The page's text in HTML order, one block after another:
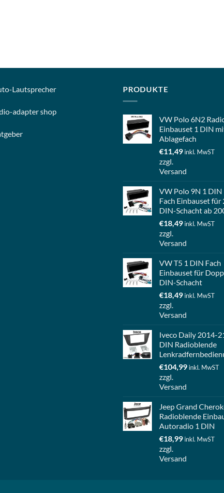
Lautsprecher
adapter shop
PRODUKTE
VW Polo 6N2
Einbauset 1 DIN
Ablagefach
€11,49 inkl. MwST
zzgl.
Versand
VW Polo 9N 1 DIN
Fach Einbauset für
DIN-Schacht ab
€18,49 inkl. MwST
zzgl.
Versand
VW T5 1 DIN Fach
Einbauset für
DIN-Schacht
€18,49 inkl. MwST
zzgl.
Versand
Iveco Daily 2014-
DIN Radioblende
€104,99 inkl. MwST
zzgl.
Versand
Jeep Grand
Radioblende
Autoradio 1 DIN
€18,99 inkl. MwST
zzgl.
Versand